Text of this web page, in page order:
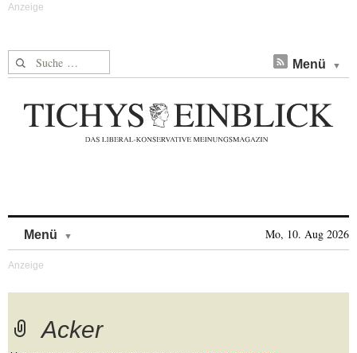
Suche nach: Menü
Menü Mo, 10. Aug 2026
Acker